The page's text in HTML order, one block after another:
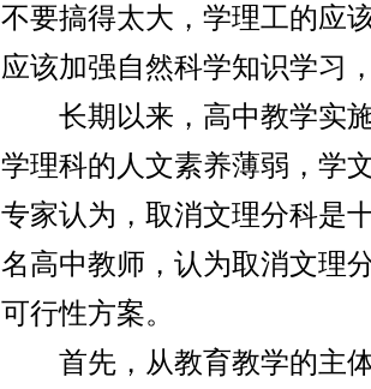
不要搞得太大，学理工的应
应该加强自然科学知识学习
长期以来，高中教学实施
学理科的人文素养薄弱，学
专家认为，取消文理分科是
名高中教师，认为取消文理
可行性方案。
首先，从教育教学的主体